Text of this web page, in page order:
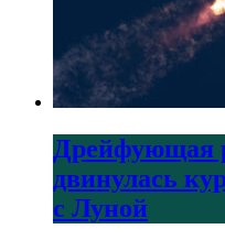
Дрейфующая
двинулась
с Луной